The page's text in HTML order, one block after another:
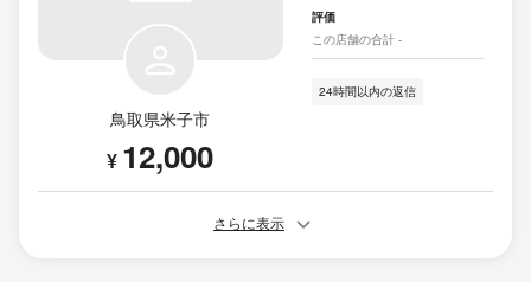
鳥取県米子市
¥ 12,000
評価
この店舗の合計 -
24時間以内の返信
さらに表示